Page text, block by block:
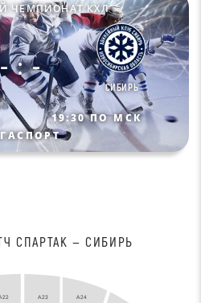
ЧЕМПИОНАТ КХЛ
- : -
СИБИРЬ
19:30 ПО МСК
СПАРТАК — СИБИРЬ
A24
A23